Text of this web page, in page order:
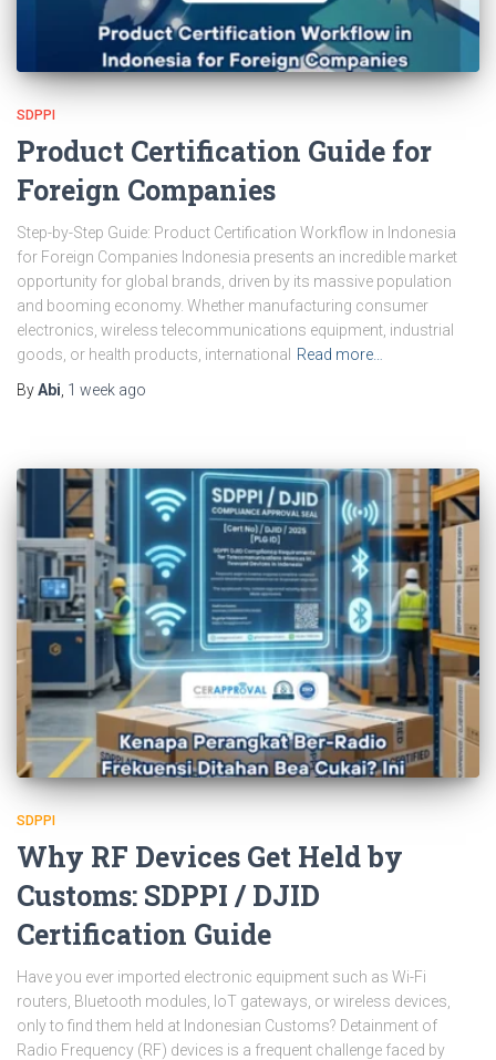
SDPPI
Product Certification Guide for
Foreign Companies
Step-by-Step Guide: Product Certification Workflow in Indonesia
for Foreign Companies Indonesia presents an incredible market
opportunity for global brands, driven by its massive population
and booming economy. Whether manufacturing consumer
electronics, wireless telecommunications equipment, industrial
goods, or health products, international
Read more…
ByAbi 1 week ago
SDPPI
Why RF Devices Get Held by
Customs: SDPPI / DJID
Certification Guide
Have you ever imported electronic equipment such as Wi-Fi
routers, Bluetooth modules, IoT gateways, or wireless devices,
only to find them held at Indonesian Customs? Detainment of
Radio Frequency (RF) devices is a frequent challenge faced by